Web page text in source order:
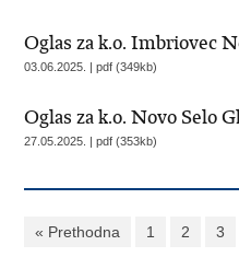
Oglas za k.o. Imbriovec
03.06.2025. | pdf (349kb)
Oglas za k.o. Novo Selo
27.05.2025. | pdf (353kb)
« Prethodna 1 2 3